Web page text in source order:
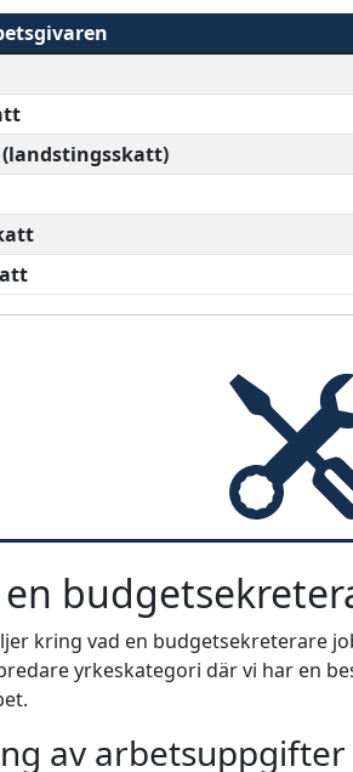
kring vad en budgetsekreterare
yrkeskategori där vi har en
av